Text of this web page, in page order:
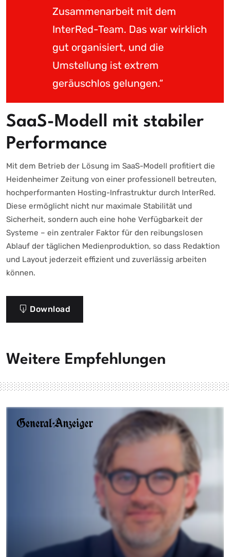
Zusammenarbeit mit dem
InterRed-Team. Das war wirklich
gut organisiert, und die
Umstellung ist extrem
geräuschlos gelungen.“
SaaS-Modell mit stabiler
Performance
Mit dem Betrieb der Lösung im SaaS-Modell profitiert die
Heidenheimer Zeitung von einer professionell betreuten,
hochperformanten Hosting-Infrastruktur durch InterRed.
Diese ermöglicht nicht nur maximale Stabilität und
Sicherheit, sondern auch eine hohe Verfügbarkeit der
Systeme – ein zentraler Faktor für den reibungslosen
Ablauf der täglichen Medienproduktion, so dass Redaktion
und Layout jederzeit effizient und zuverlässig arbeiten
können.
Download
Weitere Empfehlungen